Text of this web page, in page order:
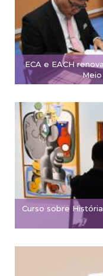
ECA e EACH
Curso sobre